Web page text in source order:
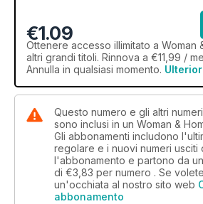
€1.09
Ottenere accesso illimitato a Woman
altri grandi titoli. Rinnova a €11,99 /
Annulla in qualsiasi momento.
Questo numero e gli altri
sono inclusi in un Woman &
Gli abbonamenti includono
regolare e i nuovi numeri usciti
l'abbonamento e partono da
di €3,83 per numero . Se
un'occhiata al nostro sito web
abbonamento